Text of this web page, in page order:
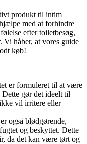
produkt til intim
med at forhindre
efter toiletbesøg,
Vi håber, at vores guide
køb!
er formuleret til at være
Dette gør det ideelt til
vil irritere eller
også blødgørende,
og beskyttet. Dette
da det kan være tørt og